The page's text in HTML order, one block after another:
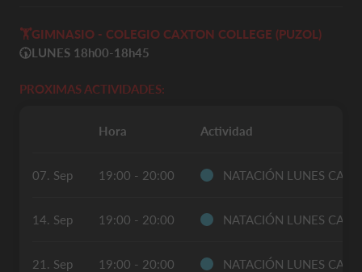
🏋️GIMNASIO - COLEGIO CAXTON COLLEGE (PUZOL)
🕠LUNES 18h00-18h45
PROXIMAS ACTIVIDADES:
Hora Actividad
07. Sep 19:00 - 20:00 NATACIÓN LUNES
14. Sep 19:00 - 20:00 NATACIÓN LUNES
21. Sep 19:00 - 20:00 NATACIÓN LUNES